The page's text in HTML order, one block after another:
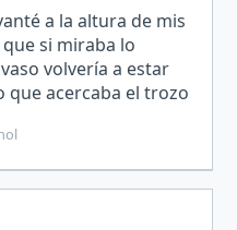
a la altura de mis
si miraba lo
volvería a estar
que acercaba el trozo
el líquido